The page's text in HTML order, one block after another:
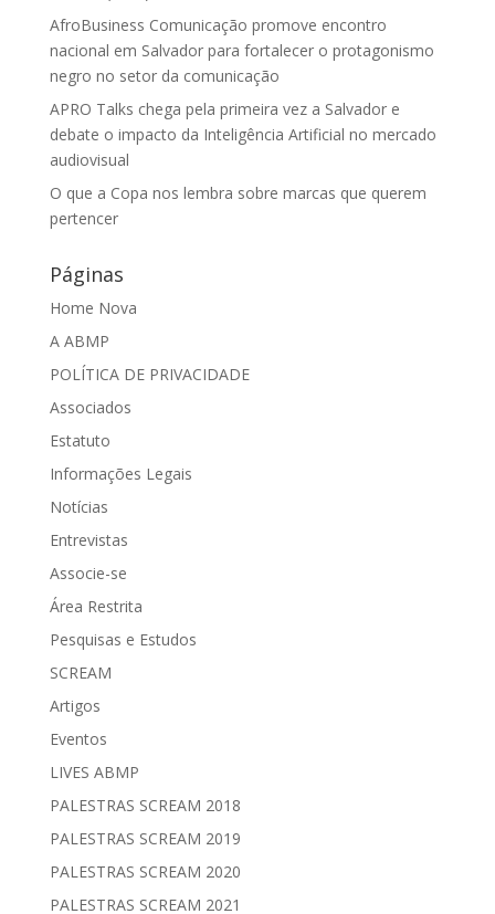
AfroBusiness Comunicação promove encontro
nacional em Salvador para fortalecer o protagonismo
negro no setor da comunicação
APRO Talks chega pela primeira vez a Salvador e
debate o impacto da Inteligência Artificial no mercado
audiovisual
O que a Copa nos lembra sobre marcas que querem
pertencer
Páginas
Home Nova
A ABMP
POLÍTICA DE PRIVACIDADE
Associados
Estatuto
Informações Legais
Notícias
Entrevistas
Associe-se
Área Restrita
Pesquisas e Estudos
SCREAM
Artigos
Eventos
LIVES ABMP
PALESTRAS SCREAM 2018
PALESTRAS SCREAM 2019
PALESTRAS SCREAM 2020
PALESTRAS SCREAM 2021